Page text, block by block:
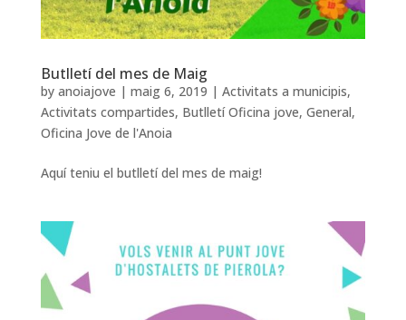
Butlletí del mes de Maig
by anoiajove | maig 6, 2019 | Activitats a municipis,
Activitats compartides, Butlletí Oficina jove, General,
Oficina Jove de l'Anoia
Aquí teniu el butlletí del mes de maig!